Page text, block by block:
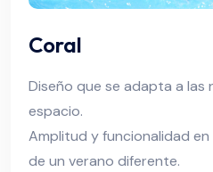
Coral
Diseño que se adapta a las
espacio.
Amplitud y funcionalidad
de un verano diferente.